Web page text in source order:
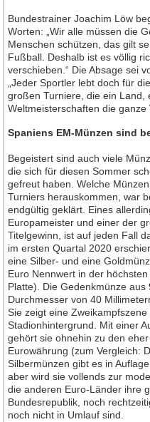
Bundestrainer Joachim Löw
Worten: „Wir alle müssen die
Menschen schützen, das gilt
Fußball. Deshalb ist es völlig
verschieben.“ Die Absage sei
„Jeder Sportler lebt doch für
großen Turniere, die ein Land,
Weltmeisterschaften die
Spaniens EM-Münzen sind
Begeistert sind auch viele
die sich für diesen Sommer
gefreut haben. Welche
Turniers herauskommen, war
endgültig geklärt. Eines
Europameister und einer der
Titelgewinn, ist auf jeden Fall
im ersten Quartal 2020
eine Silber- und eine
Euro Nennwert in der
Platte). Die Gedenkmünze
Durchmesser von 40
Sie zeigt eine
Stadionhintergrund. Mit einer
gehört sie ohnehin zu den
Eurowährung (zum Vergleich:
Silbermünzen gibt es in
aber wird sie vollends zur
die anderen Euro-Länder ihre
Bundesrepublik, noch
noch nicht in Umlauf sind.